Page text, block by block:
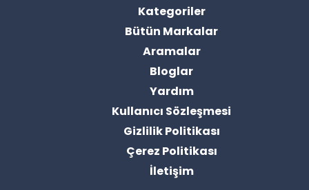
Kategoriler
Bütün Markalar
Aramalar
Bloglar
Yardım
Kullanıcı Sözleşmesi
Gizlilik Politikası
Çerez Politikası
İletişim